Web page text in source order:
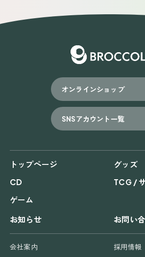
オンラインショップ
SNSアカウント一覧
トップページ
グッズ
CD
TCG /
ゲーム
お知らせ
お問い
会社案内 採用情報